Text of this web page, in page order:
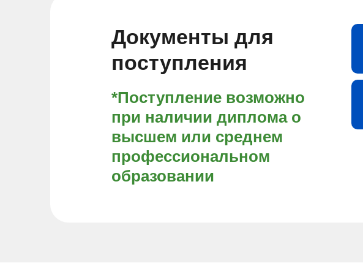
Документы для
поступления
*Поступление возможно
при наличии диплома о
высшем или среднем
профессиональном
образовании